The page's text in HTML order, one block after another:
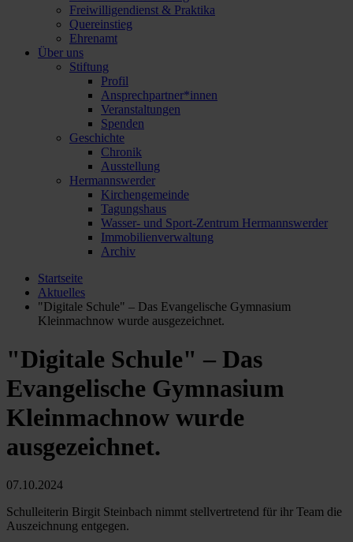
Freiwilligendienst & Praktika
Quereinstieg
Ehrenamt
Über uns
Stiftung
Profil
Ansprechpartner*innen
Veranstaltungen
Spenden
Geschichte
Chronik
Ausstellung
Hermannswerder
Kirchengemeinde
Tagungshaus
Wasser- und Sport-Zentrum Hermannswerder
Immobilienverwaltung
Archiv
Startseite
Aktuelles
"Digitale Schule" – Das Evangelische Gymnasium
Kleinmachnow wurde ausgezeichnet.
"Digitale Schule" – Das
Evangelische Gymnasium
Kleinmachnow wurde
ausgezeichnet.
07.10.2024
Schulleiterin Birgit Steinbach nimmt stellvertretend für ihr Team die
Auszeichnung entgegen.